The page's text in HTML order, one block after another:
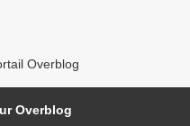
Overblog
Overblog